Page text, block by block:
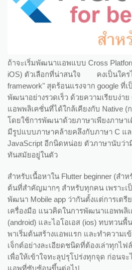
ถ้าจะเริ่มพัฒนาแอพแบบ Cross
iOS) ตัวเลือกที่น่าสนใจ คงเป็นใคร
framework" สุดร้อนแรงจาก google ที่
พัฒนาอย่างรวดเร็ว ด้วยความเรียบง่า
แอพพลิเคชั่นที่ได้ใกล้เคียงกับ Native (
โดยใช้การพัฒนาด้วยภาษาเพียงภาษา
มีรูปแบบภาษาคล้ายคลึงกับภาษา C แ
JavaScript อีกนิดหน่อย ตัวภาษานับว่
ทันสมัยอยู่ในตัว
สำหรับเนื้อหาใน Flutter beginner (สำ
ต้นที่สำคัญมากๆ สำหรับทุกคน เพราะเ
พัฒนา Mobile app ว่ากันตั้งแต่การเตรี
เครื่องมือ แนวคิดในการพัฒนาแอพพลิ
(android) และไอโอเอส (ios) ทบทวนพื้
พาเริ่มต้นสร้างแอพแรก และทำความเ
เจ็กต์อย่างละเอียดชนิดที่ต้องเล่าทุกไ
เพื่อให้เข้าใจทะลุปรุโปร่งทุกจุด ก่อนจ
แอพที่ซับซ้อนขึ้นต่อไป